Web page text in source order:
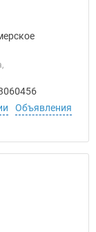
Объявления